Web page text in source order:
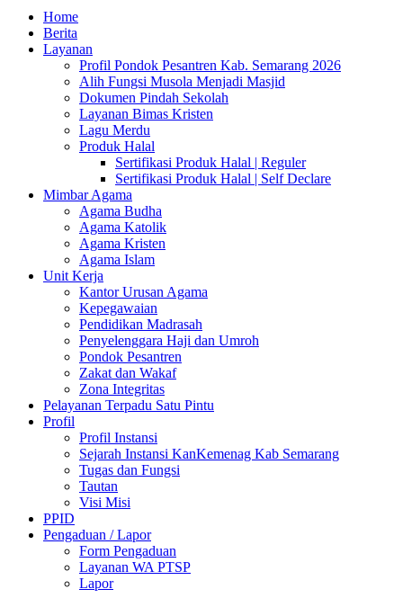
Home
Berita
Layanan
Profil Pondok Pesantren Kab. Semarang 2026
Alih Fungsi Musola Menjadi Masjid
Dokumen Pindah Sekolah
Layanan Bimas Kristen
Lagu Merdu
Produk Halal
Sertifikasi Produk Halal | Reguler
Sertifikasi Produk Halal | Self Declare
Mimbar Agama
Agama Budha
Agama Katolik
Agama Kristen
Agama Islam
Unit Kerja
Kantor Urusan Agama
Kepegawaian
Pendidikan Madrasah
Penyelenggara Haji dan Umroh
Pondok Pesantren
Zakat dan Wakaf
Zona Integritas
Pelayanan Terpadu Satu Pintu
Profil
Profil Instansi
Sejarah Instansi KanKemenag Kab Semarang
Tugas dan Fungsi
Tautan
Visi Misi
PPID
Pengaduan / Lapor
Form Pengaduan
Layanan WA PTSP
Lapor